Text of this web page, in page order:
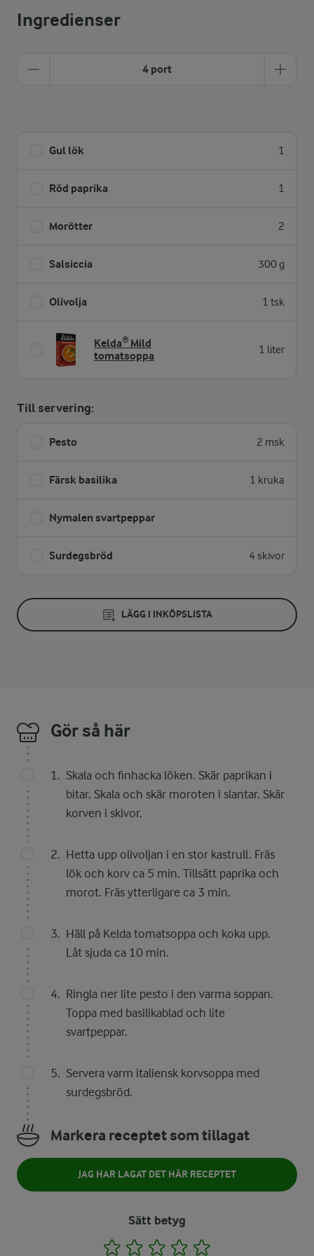
Ingredienser
4 port
Gul lök 1
Röd paprika 1
Morötter 2
Salsiccia 300 g
Olivolja 1 tsk
Kelda® Mild
tomatsoppa
1 liter
Till servering:
Pesto 2 msk
Färsk basilika 1 kruka
Nymalen svartpeppar
Surdegsbröd 4 skivor
LÄGG I INKÖPSLISTA
Gör så här
Skala och finhacka löken. Skär paprikan i
bitar. Skala och skär moroten i slantar. Skär
korven i skivor.
Hetta upp olivoljan i en stor kastrull. Fräs
lök och korv ca 5 min. Tillsätt paprika och
morot. Fräs ytterligare ca 3 min.
Häll på Kelda tomatsoppa och koka upp.
Låt sjuda ca 10 min.
Ringla ner lite pesto i den varma soppan.
Toppa med basilikablad och lite
svartpeppar.
Servera varm italiensk korvsoppa med
surdegsbröd.
Markera receptet som tillagat
JAG HAR LAGAT DET HÄR RECEPTET
Sätt betyg
1 2 3 4